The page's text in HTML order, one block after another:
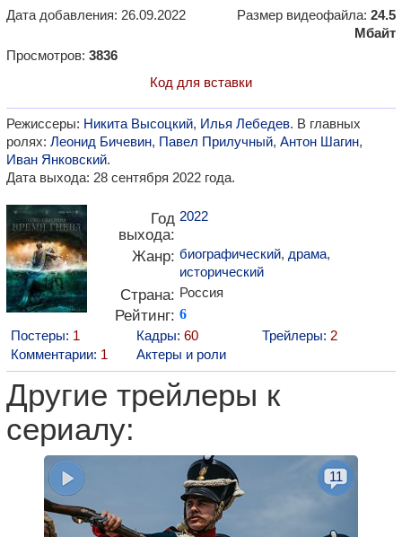
Дата добавления: 26.09.2022 Размер видеофайла: 24.5
Мбайт
Просмотров: 3836
Код для вставки
Режиссеры: Никита Высоцкий, Илья Лебедев. В главных
ролях: Леонид Бичевин, Павел Прилучный, Антон Шагин,
Иван Янковский.
Дата выхода: 28 сентября 2022 года.
Год
выхода:
2022
Жанр: биографический, драма,
исторический
Страна: Россия
Рейтинг: 6
Постеры: 1 Кадры: 60 Трейлеры: 2
Комментарии: 1 Актеры и роли
Другие трейлеры к
сериалу:
11